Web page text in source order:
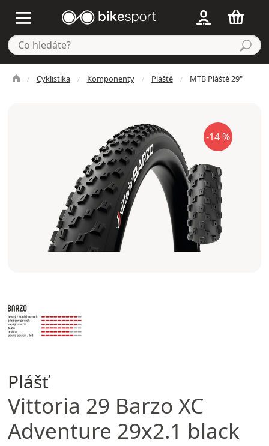
Cyklistika Komponenty Pláště MTB Pláště 29"
-14 %
Plášť
Vittoria 29 Barzo XC
Adventure 29x2.1 black